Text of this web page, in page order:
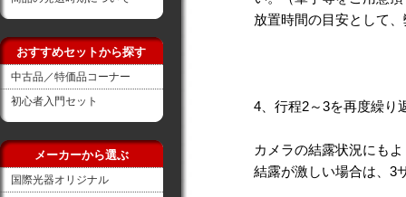
おすすめセットから探す
中古品／特価品コーナー
初心者入門セット
メーカーから選ぶ
国際光器オリジナル
放置時間の目安として
4、行程2～3を再度繰り
カメラの結露状況にも
結露が激しい場合は、3